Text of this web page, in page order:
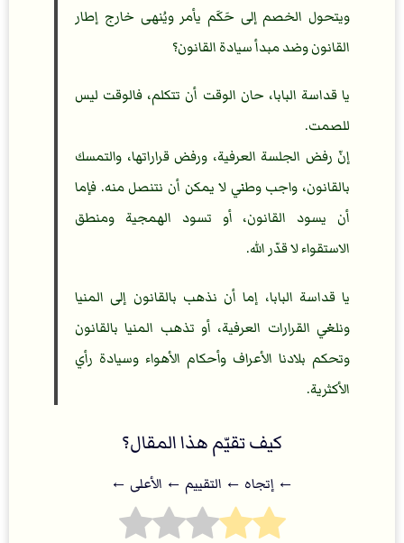
ويتحول الخصم إلى حَكَم يأمر ويُنهى خارج إطار
القانون وضد مبدأ سيادة القانون؟
يا قداسة البابا، حان الوقت أن تتكلم، فالوقت ليس
للصمت.
إنّ رفض الجلسة العرفية، ورفض قراراتها، والتمسك
بالقانون، واجب وطني لا يمكن أن نتنصل منه. فإما
أن يسود القانون، أو تسود الهمجية ومنطق
الاستقواء لا قدّر الله.
يا قداسة البابا، إما أن نذهب بالقانون إلى المنيا
ونلغي القرارات العرفية، أو تذهب المنيا بالقانون
وتحكم بلادنا الأعراف وأحكام الأهواء وسيادة رأي
الأكثرية.
كيف تقيّم هذا المقال؟
← إتجاه ← التقييم ← اﻷعلى ←